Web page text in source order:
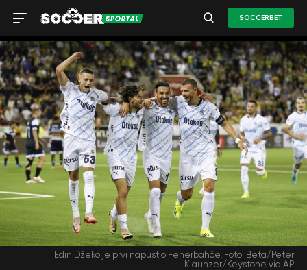
SOCCERBET
Edin Džeko je prvi napustio Fenerbahče, Foto: Beta/Peter
Klaunzer/Keystone via AP